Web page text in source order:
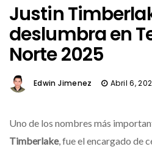
Justin
deslumbra en
Norte 2025
Edwin Jimenez Abril 6,
Uno de los nombres más
Timberlake, fue el encargado de